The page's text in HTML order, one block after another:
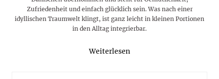
Zufriedenheit und einfach glücklich sein. Was nach einer
idyllischen Traumwelt klingt, ist ganz leicht in kleinen Portionen
in den Alltag integrierbar.
Weiterlesen